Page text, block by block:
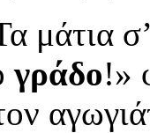
μάτια
γράδο!»